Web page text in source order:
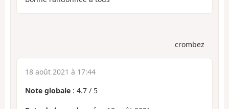
crombez
18 août 2021 à 17:44
Note globale : 4.7 / 5